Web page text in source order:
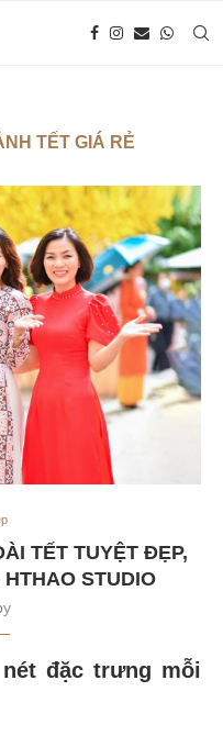
TẾT GIÁ RẺ
TẾT TUYỆT ĐẸP,
STUDIO
đặc trưng mỗi